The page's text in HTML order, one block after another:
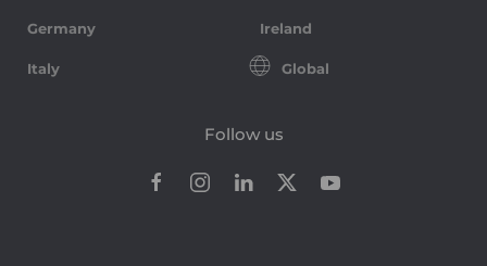
Germany Ireland
Italy Global
Follow us